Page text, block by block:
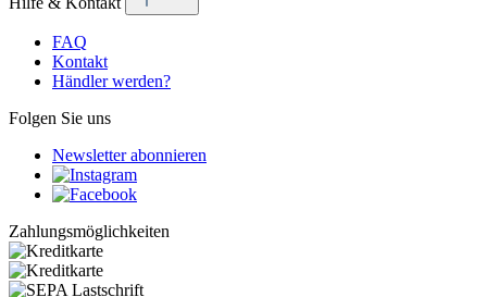
FAQ
Kontakt
Händler werden?
Folgen Sie uns
Newsletter abonnieren
Zahlungsmöglichkeiten